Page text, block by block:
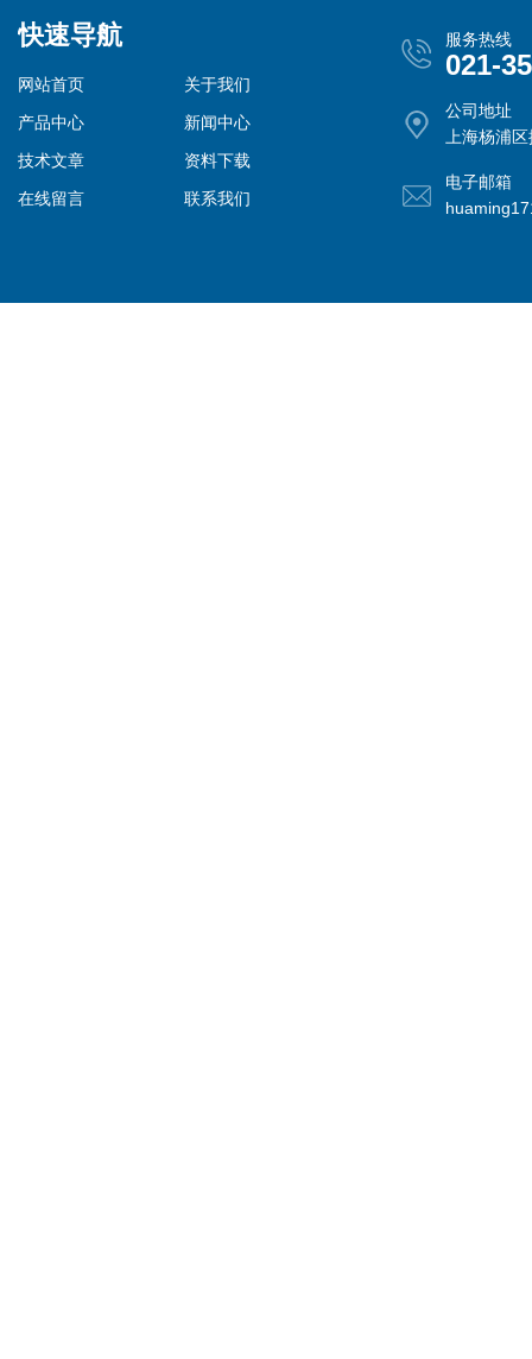
快速导航
网站首页
关于我们
产品中心
新闻中心
技术文章
资料下载
在线留言
联系我们
服务热线
021-
公司地址
上海杨浦
电子邮箱